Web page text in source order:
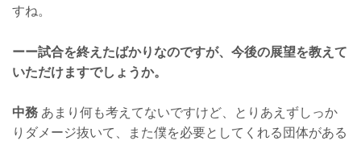
すね。
ーー試合を終えたばかりなのですが、今後の展望を教えて
いただけますでしょうか。
中務 あまり何も考えてないですけど、とりあえずしっか
りダメージ抜いて、また僕を必要としてくれる団体がある